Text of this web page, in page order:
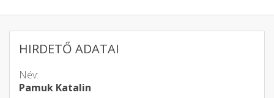
HIRDETŐ ADATAI
Név:
Pamuk Katalin